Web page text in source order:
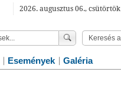
2026. augusztus 06., csütörtök
Események Galéria